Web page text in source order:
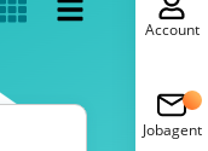
Account
Jobagent